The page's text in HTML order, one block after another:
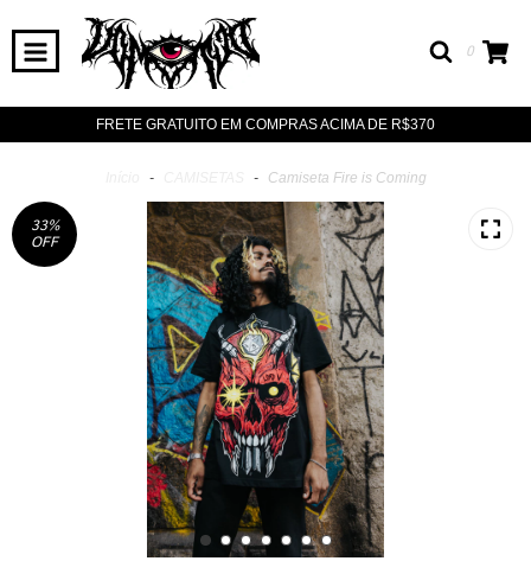
0
FRETE GRATUITO EM COMPRAS ACIMA DE R$370
- - Camiseta Fire is Coming
33%
OFF